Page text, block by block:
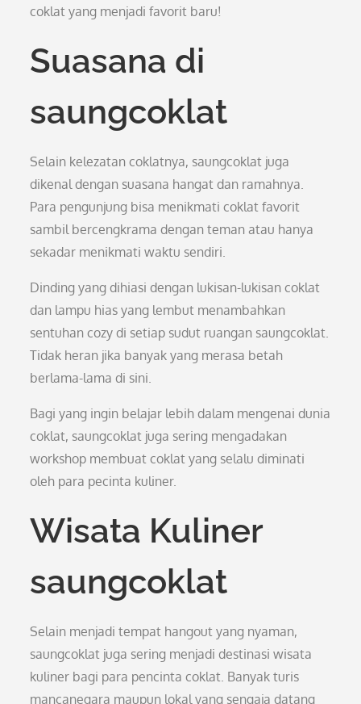
coklat yang menjadi favorit baru!
Suasana di
saungcoklat
Selain kelezatan coklatnya, saungcoklat juga
dikenal dengan suasana hangat dan ramahnya.
Para pengunjung bisa menikmati coklat favorit
sambil bercengkrama dengan teman atau hanya
sekadar menikmati waktu sendiri.
Dinding yang dihiasi dengan lukisan-lukisan coklat
dan lampu hias yang lembut menambahkan
sentuhan cozy di setiap sudut ruangan saungcoklat.
Tidak heran jika banyak yang merasa betah
berlama-lama di sini.
Bagi yang ingin belajar lebih dalam mengenai dunia
coklat, saungcoklat juga sering mengadakan
workshop membuat coklat yang selalu diminati
oleh para pecinta kuliner.
Wisata Kuliner
saungcoklat
Selain menjadi tempat hangout yang nyaman,
saungcoklat juga sering menjadi destinasi wisata
kuliner bagi para pencinta coklat. Banyak turis
mancanegara maupun lokal yang sengaja datang